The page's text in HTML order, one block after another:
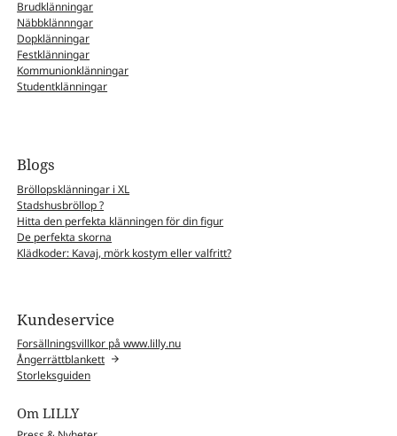
Brudklänningar
Näbbklännngar
Dopklänningar
Festklänningar
Kommunionklänningar
Studentklänningar
Blogs
Bröllopsklänningar i XL
Stadshusbröllop ?
Hitta den perfekta klänningen för din figur
De perfekta skorna
Klädkoder: Kavaj, mörk kostym eller valfritt?
Kundeservice
Forsällningsvillkor på www.lilly.nu
Ångerrättblankett
Storleksguiden
Om LILLY